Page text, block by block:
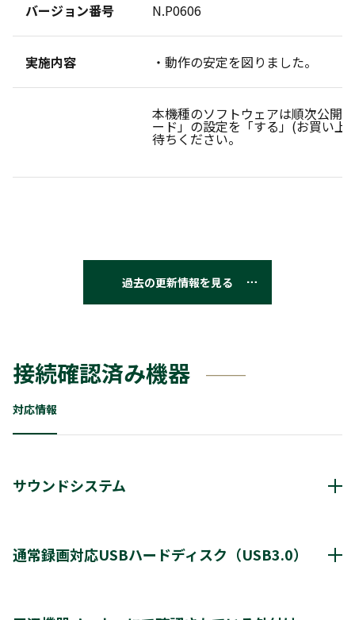
バージョン番号 N.P0606
実施内容 ・動作の安定を図りました。
本機種のソフトウェアは順次公開
ード」の設定を「する」(お買い上
待ちください。
過去の更新情報を見る
接続確認済み機器
対応情報
サウンドシステム
クリックすると別ウインドウが開きます。
通常録画対応USBハードディスク（USB3.0）